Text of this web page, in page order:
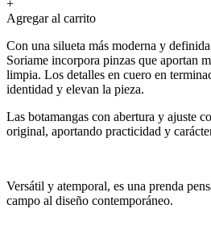
+
Agregar al carrito
Con una silueta más moderna y
Soriame incorpora pinzas que aportan
limpia. Los detalles en cuero en
identidad y elevan la pieza.
Las botamangas con abertura y ajuste
original, aportando practicidad y
Versátil y atemporal, es una prenda
campo al diseño contemporáneo.